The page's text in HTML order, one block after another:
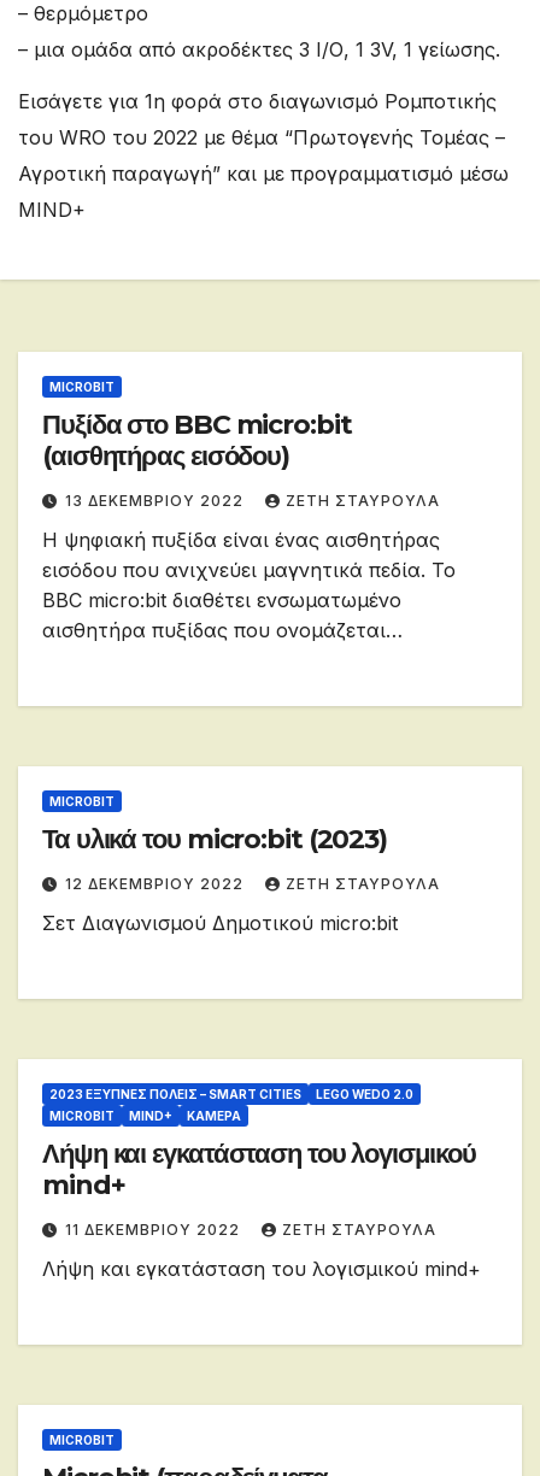
– θερμόμετρο
– μια ομάδα από ακροδέκτες 3 Ι/Ο, 1 3V, 1 γείωσης.
Εισάγετε για 1η φορά στο διαγωνισμό Ρομποτικής
του WRO του 2022 με θέμα “Πρωτογενής Τομέας –
Αγροτική παραγωγή” και με προγραμματισμό μέσω
MIND+
MICROBIT
Πυξίδα στο BBC micro:bit
(αισθητήρας εισόδου)
13 ΔΕΚΕΜΒΡΊΟΥ 2022 ΖΕΤΗ ΣΤΑΥΡΟΥΛΑ
Η ψηφιακή πυξίδα είναι ένας αισθητήρας
εισόδου που ανιχνεύει μαγνητικά πεδία. Το
BBC micro:bit διαθέτει ενσωματωμένο
αισθητήρα πυξίδας που ονομάζεται…
MICROBIT
Τα υλικά του micro:bit (2023)
12 ΔΕΚΕΜΒΡΊΟΥ 2022 ΖΕΤΗ ΣΤΑΥΡΟΥΛΑ
Σετ Διαγωνισμού Δημοτικού micro:bit
2023 ΈΞΥΠΝΕΣ ΠΌΛΕΙΣ – SMART CITIES
LEGO WEDO 2.0
MICROBIT
MIND+ ΚΆΜΕΡΑ
Λήψη και εγκατάσταση του λογισμικού
mind+
11 ΔΕΚΕΜΒΡΊΟΥ 2022 ΖΕΤΗ ΣΤΑΥΡΟΥΛΑ
Λήψη και εγκατάσταση του λογισμικού mind+
MICROBIT